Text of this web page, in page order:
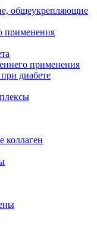
общеукрепляющие
применения
применения
диабете
коллаген